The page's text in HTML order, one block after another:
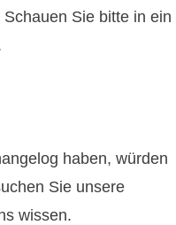
Sie bitte in ein
haben, würden
Sie unsere
wissen.